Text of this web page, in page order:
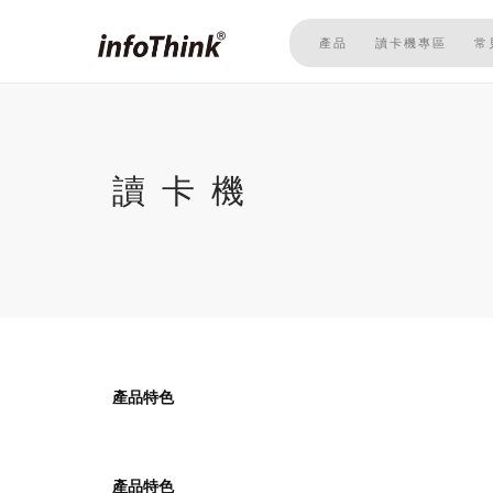
產品 讀卡機專區 常
讀卡機
產品特色
產品特色